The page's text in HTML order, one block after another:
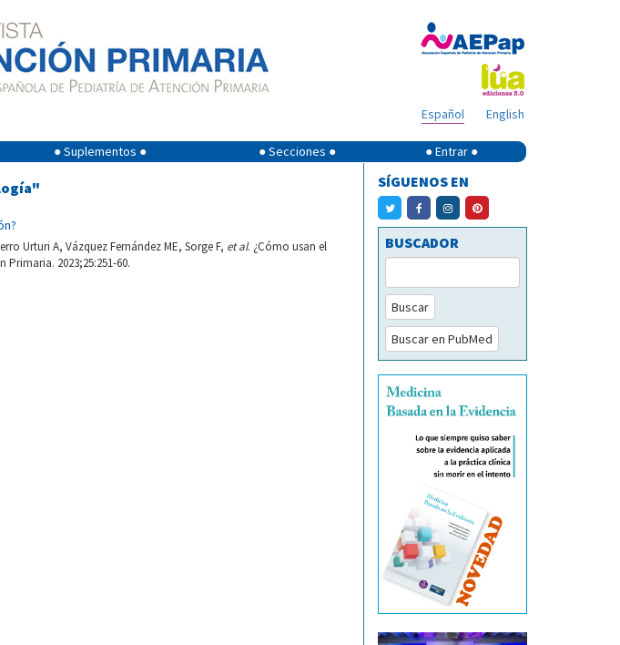
English
Español
● Suplementos ● ● Secciones ● ● Entrar ●
Urturi A, Vázquez Fernández ME, Sorge F, et al. ¿Cómo usan el
2023;25:251-60.
SÍGUENOS EN
BUSCADOR
Buscar
Buscar en PubMed